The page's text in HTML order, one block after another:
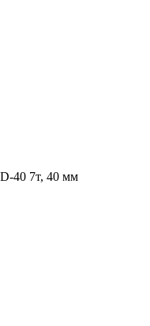
40 7т, 40 мм